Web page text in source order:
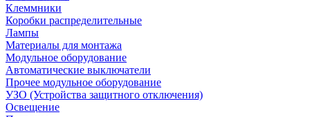
Клеммники
Коробки распределительные
Лампы
Материалы для монтажа
Модульное оборудование
Автоматические выключатели
Прочее модульное оборудование
УЗО (Устройства защитного отключения)
Освещение